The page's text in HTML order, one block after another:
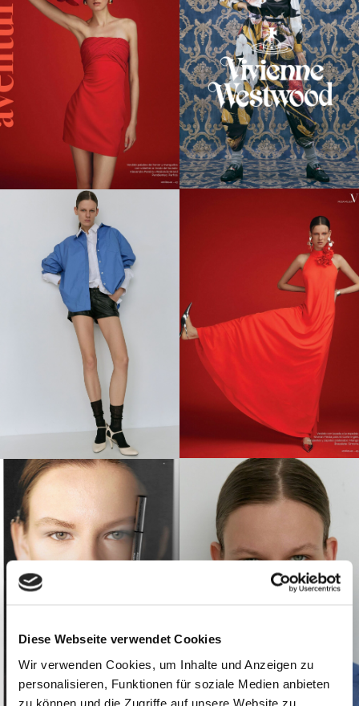
Diese Webseite verwendet Cookies
Wir verwenden Cookies, um Inhalte und Anzeigen zu
personalisieren, Funktionen für soziale Medien anbieten
zu können und die Zugriffe auf unsere Website zu